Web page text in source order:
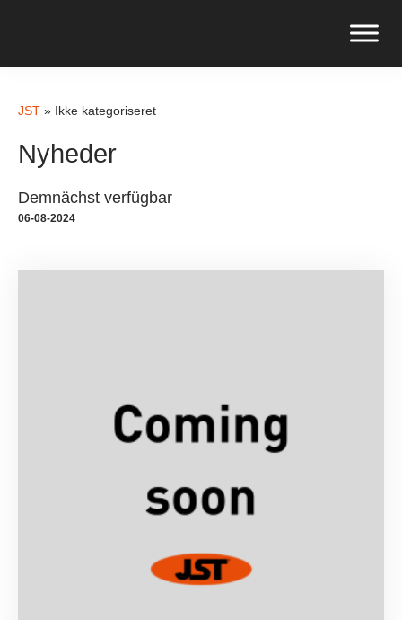
JST » Ikke kategoriseret
Nyheder
Demnächst verfügbar
06-08-2024